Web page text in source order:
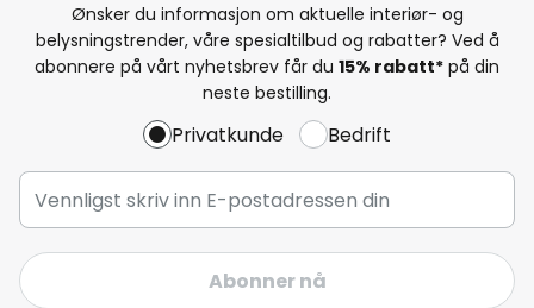
Ønsker du informasjon om aktuelle interiør- og
belysningstrender, våre spesialtilbud og rabatter? Ved å
abonnere på vårt nyhetsbrev får du 15% rabatt* på din
neste bestilling.
Privatkunde Bedrift
Abonner nå